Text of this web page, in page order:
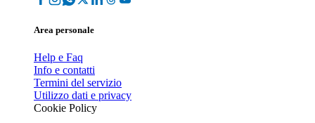
Area personale
Help e Faq
Info e contatti
Termini del servizio
Utilizzo dati e privacy
Cookie Policy